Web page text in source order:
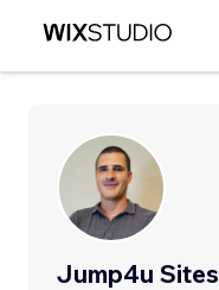
Jump4u Sites